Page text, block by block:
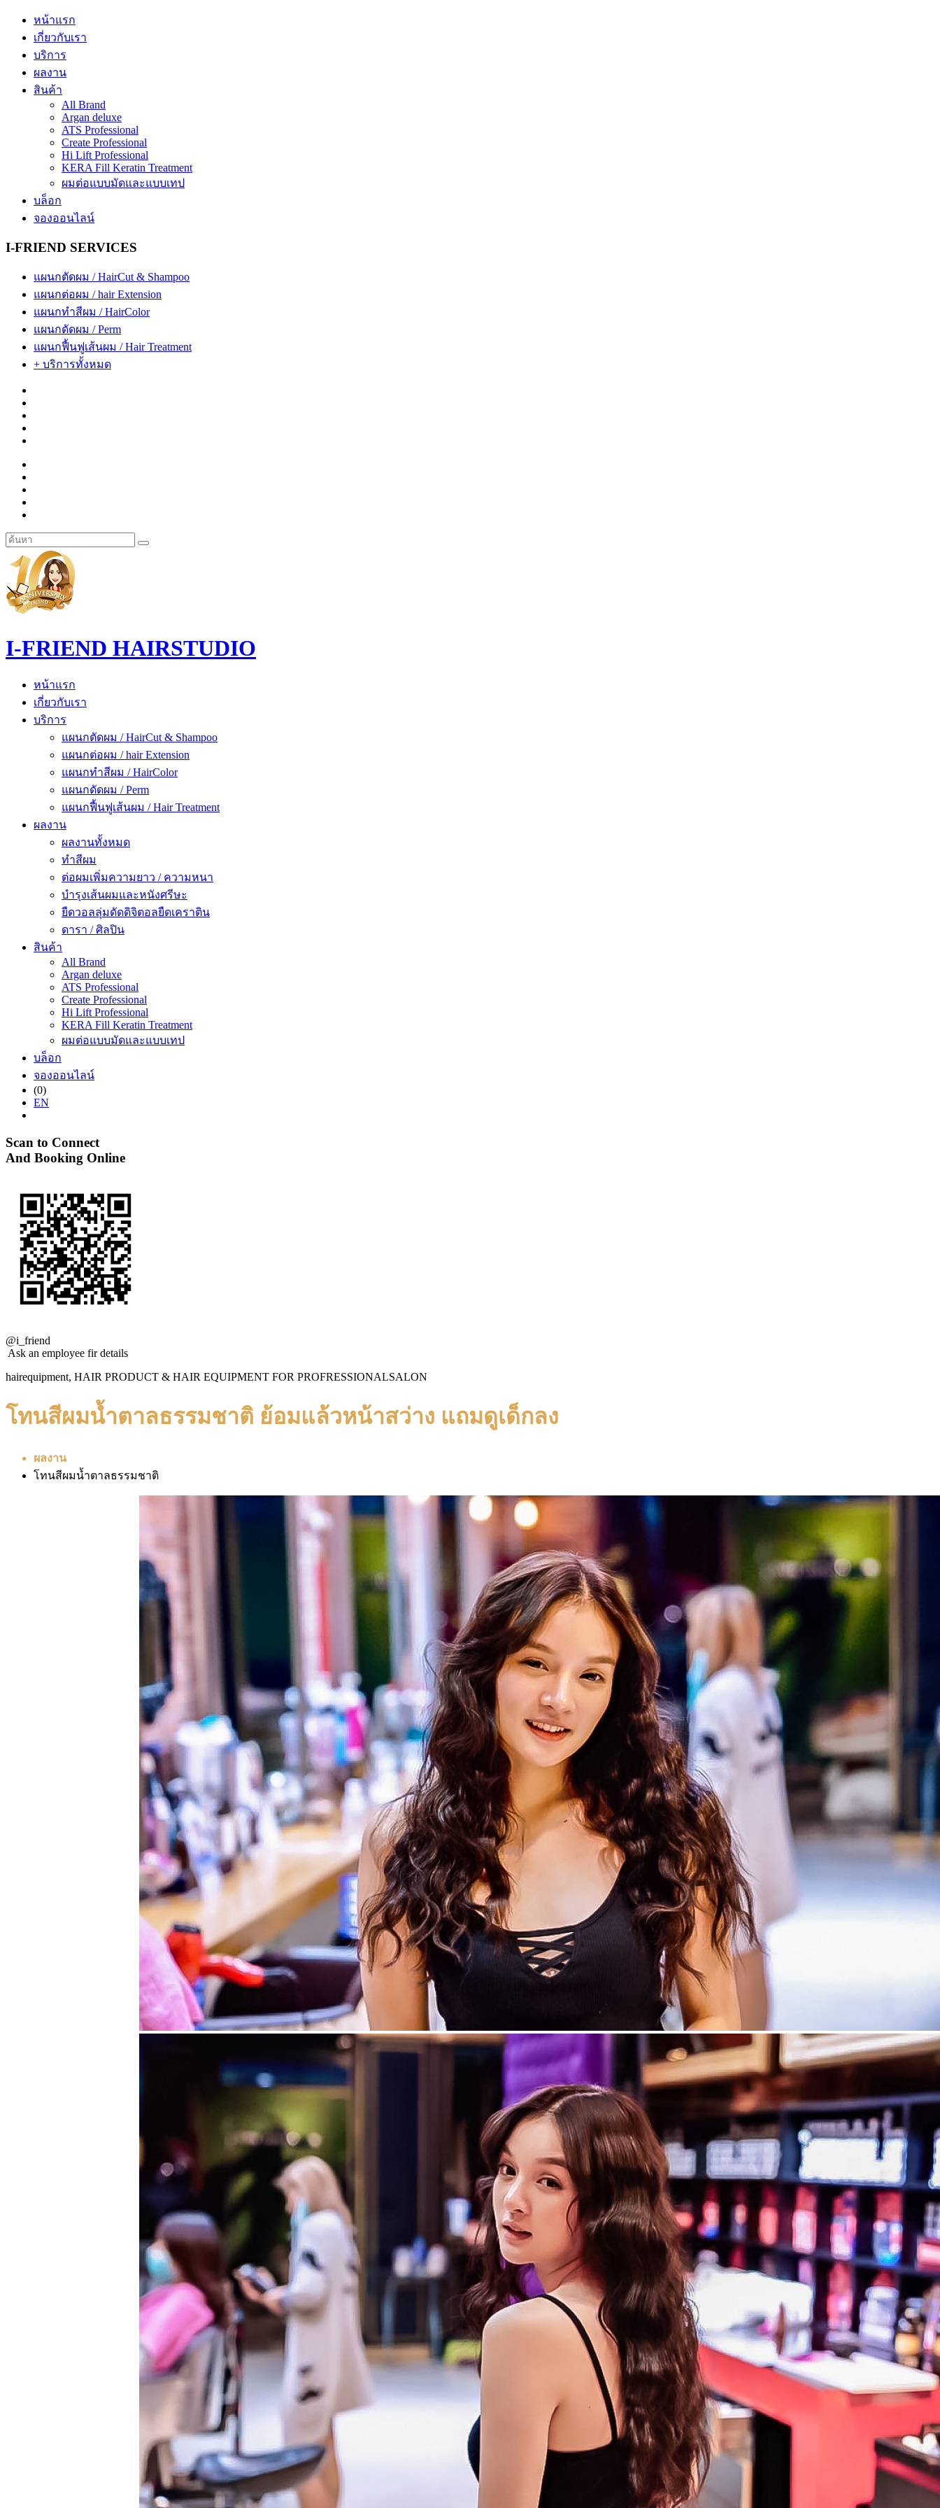
หน้าแรก
เกี่ยวกับเรา
บริการ
ผลงาน
สินค้า
All Brand
Argan deluxe
ATS Professional
Create Professional
Hi Lift Professional
KERA Fill Keratin Treatment
ผมต่อแบบมัดและแบบเทป
บล็อก
จองออนไลน์
I-FRIEND SERVICES
แผนกตัดผม / HairCut & Shampoo
แผนกต่อผม / hair Extension
แผนกทำสีผม / HairColor
แผนกดัดผม / Perm
แผนกฟื้นฟูเส้นผม / Hair Treatment
+ บริการทั้งหมด
I-FRIEND HAIRSTUDIO
หน้าแรก
เกี่ยวกับเรา
บริการ
แผนกตัดผม / HairCut & Shampoo
แผนกต่อผม / hair Extension
แผนกทำสีผม / HairColor
แผนกดัดผม / Perm
แผนกฟื้นฟูเส้นผม / Hair Treatment
ผลงาน
ผลงานทั้งหมด
ทำสีผม
ต่อผมเพิ่มความยาว / ความหนา
บำรุงเส้นผมและหนังศรีษะ
ยืดวอลลุ่มดัดดิจิตอลยืดเคราติน
ดารา / ศิลปิน
สินค้า
All Brand
Argan deluxe
ATS Professional
Create Professional
Hi Lift Professional
KERA Fill Keratin Treatment
ผมต่อแบบมัดและแบบเทป
บล็อก
จองออนไลน์
(0)
EN
Scan to Connect
And Booking Online
@i_friend
Ask an employee fir details
hairequipment, HAIR PRODUCT & HAIR EQUIPMENT FOR PROFRESSIONALSALON
โทนสีผมน้ำตาลธรรมชาติ ย้อมแล้วหน้าสว่าง แถมดูเด็กลง
ผลงาน
โทนสีผมน้ำตาลธรรมชาติ